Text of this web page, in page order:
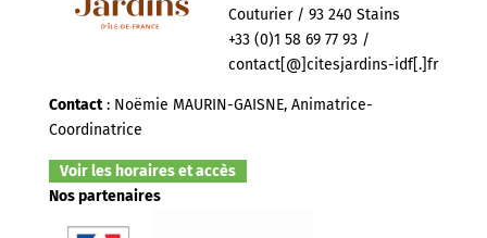
Couturier / 93 240 Stains
+33 (0)1 58 69 77 93 /
contact[@]citesjardins-idf[.]fr
Contact: Noëmie MAURIN-GAISNE, Animatrice-
Coordinatrice
Voir les horaires et accès
Nos partenaires